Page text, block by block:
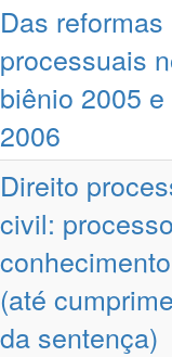
Das reformas
processuais
biênio 2005 e
2006
Direito
civil:
conhecimento
(até
da sentença)